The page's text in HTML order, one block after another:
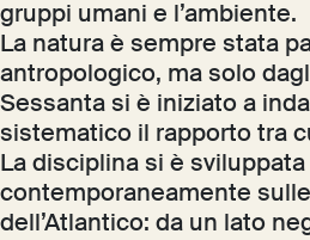
gruppi umani e l’ambiente.
La natura è sempre stata
antropologico, ma solo
Sessanta si è iniziato a
sistematico il rapporto tra
La disciplina si è sviluppata
contemporaneamente
dell’Atlantico: da un lato